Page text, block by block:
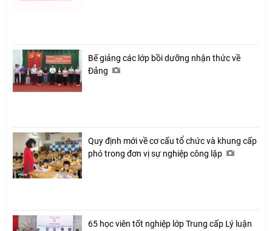
Bế giảng các lớp bồi dưỡng nhận thức về
Đảng
Quy định mới về cơ cấu tổ chức và khung cấp
phó trong đơn vị sự nghiệp công lập
65 học viên tốt nghiệp lớp Trung cấp Lý luận